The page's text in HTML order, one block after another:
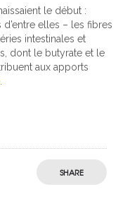
le début :
d’entre elles – les fibres
intestinales et
dont le butyrate et le
aux apports
SHARE